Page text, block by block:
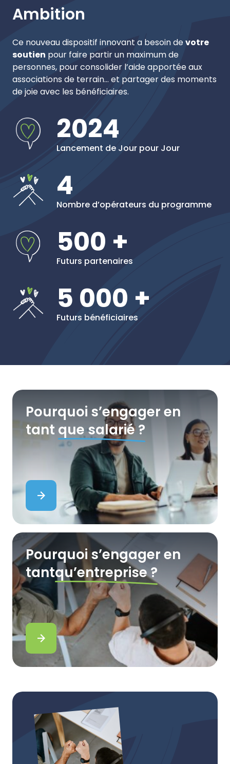
Ambition
Ce nouveau dispositif innovant a besoin devotre
soutien pour faire partir un maximum de
personnes, pour consolider l’aide apportée aux
associations de terrain… et partager des moments
de joie avec les bénéficiaires.
2024
Lancement de Jour pour Jour
4
Nombre d’opérateurs du programme
500 +
Futurs partenaires
5 000 +
Futurs bénéficiaires
Pourquoi s’engager en
tant que salarié ?
Pourquoi s’engager en
tantqu’entreprise ?